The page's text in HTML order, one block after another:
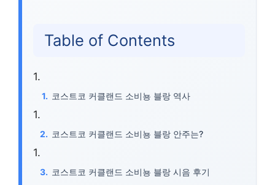
Table of Contents
코스트코 커클랜드 소비뇽 블랑 역사
코스트코 커클랜드 소비뇽 블랑 안주는?
코스트코 커클랜드 소비뇽 블랑 시음 후기